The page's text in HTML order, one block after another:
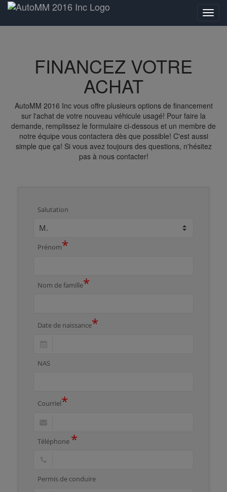
FINANCEZ VOTRE
ACHAT
AutoMM 2016 Inc vous offre plusieurs options de financement
sur l'achat de votre nouveau véhicule usagé! Pour faire la
demande, remplissez le formulaire ci-dessous et un membre de
notre équipe vous contactera dès que possible! C'est aussi
simple que ça! Si vous avez toujours des questions, n'hésitez
pas à nous contacter!
Salutation
Prénom*
Nom de famille*
Date de naissance*
NAS
Courriel*
Téléphone *
Permis de conduire